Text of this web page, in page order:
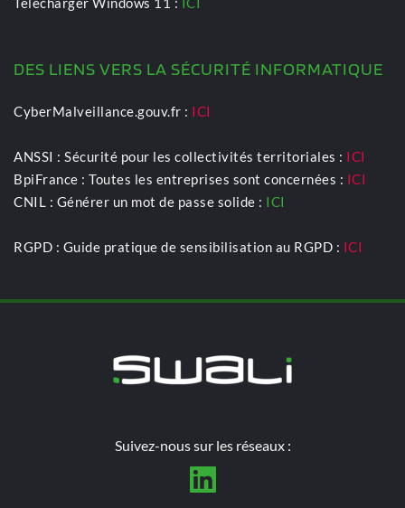
DES LIENS VERS LA SÉCURITÉ INFORMATIQUE
CyberMalveillance.gouv.fr : ICI
ANSSI : Sécurité pour les collectivités territoriales : ICI
BpiFrance : Toutes les entreprises sont concernées : ICI
CNIL : Générer un mot de passe solide : ICI
RGPD : Guide pratique de sensibilisation au RGPD : ICI
Suivez-nous sur les réseaux :